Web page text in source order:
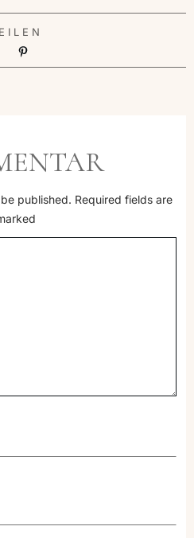
published. Required fields are